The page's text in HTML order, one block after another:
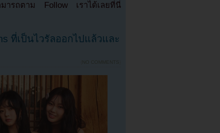
มารถตาม Follow เราได้เลยที่นี่
ที่เป็นไวรัลออกไปแล้วและ